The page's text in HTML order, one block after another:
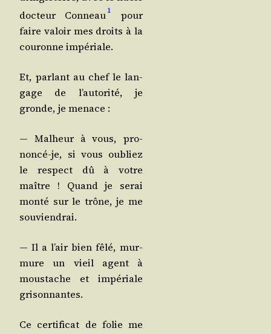
doc­teur Conneau 1
pour
faire valoir mes droits à la
cou­ronne impériale.
Et, par­lant au chef le lan­
gage de l’autorité, je
gronde, je menace :
— Mal­heur à vous, pro­
non­cé-je, si vous oubliez
le res­pect dû à votre
maître ! Quand je serai
mon­té sur le trône, je me
souviendrai.
— Il a l’air bien fêlé, mur­
mure un vieil agent à
mous­tache et impé­riale
grisonnantes.
Ce cer­ti­fi­cat de folie me